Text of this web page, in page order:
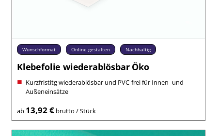
Wunschformat Online gestalten Nachhaltig
Klebefolie wiederablösbar Öko
Kurzfristitg wiederablösbar und PVC-frei für Innen- und
Außeneinsätze
ab 13,92 €brutto / Stück